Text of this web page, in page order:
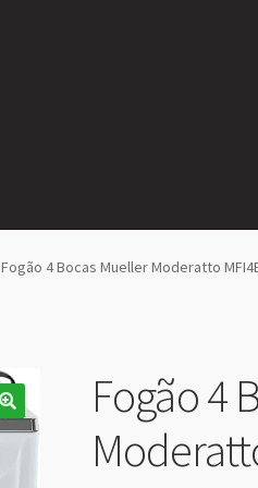
Fogão 4 Bocas Mueller Moderatto
Fogão 4